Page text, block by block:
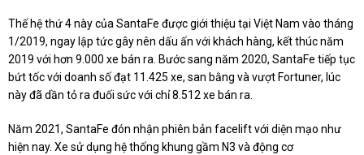
Thế hệ thứ 4 này của SantaFe được giới thiệu tại Việt Nam vào tháng
1/2019, ngay lập tức gây nên dấu ấn với khách hàng, kết thúc năm
2019 với hơn 9.000 xe bán ra. Bước sang năm 2020, SantaFe tiếp tục
bứt tốc với doanh số đạt 11.425 xe, san bằng và vượt Fortuner, lúc
này đã dần tỏ ra đuối sức với chỉ 8.512 xe bán ra.
Năm 2021, SantaFe đón nhận phiên bản facelift với diện mạo như
hiện nay. Xe sử dụng hệ thống khung gầm N3 và động cơ